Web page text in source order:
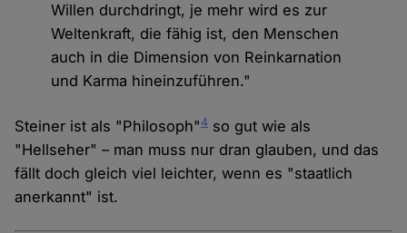
Willen durchdringt, je mehr wird es zur
Weltenkraft, die fähig ist, den Menschen
auch in die Dimension von Reinkarnation
und Karma hineinzuführen."
Steiner ist als "Philosoph"4 so gut wie als
"Hellseher" – man muss nur dran glauben, und das
fällt doch gleich viel leichter, wenn es "staatlich
anerkannt" ist.